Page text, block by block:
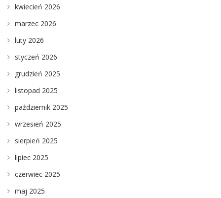
kwiecień 2026
marzec 2026
luty 2026
styczeń 2026
grudzień 2025
listopad 2025
październik 2025
wrzesień 2025
sierpień 2025
lipiec 2025
czerwiec 2025
maj 2025